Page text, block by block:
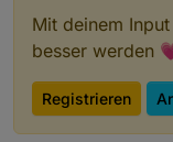
Mit deinem
besser werden
Registrieren